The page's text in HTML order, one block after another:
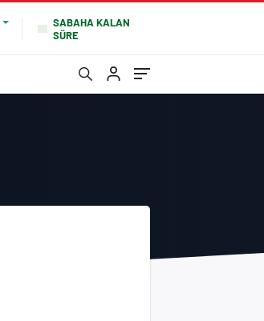
SABAHA KALAN
SÜRE